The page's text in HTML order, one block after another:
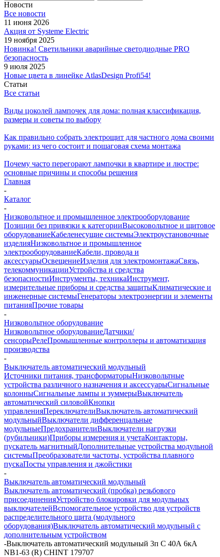
Новости
Все новости
11 июня 2026
Акция от Systeme Electric
19 ноября 2025
Новинка! Светильники аварийные светодиодные PRO
безопасность
9 июля 2025
Новые цвета в линейке AtlasDesign Profi54!
Статьи
Все статьи
Виды цоколей лампочек для дома: полная классификация,
размеры и советы по выбору
Как правильно собрать электрощит для частного дома своими
руками: из чего состоит и пошаговая схема монтажа
Почему часто перегорают лампочки в квартире и люстре:
основные причины и способы решения
Главная
-
Каталог
-
Низковольтное и промышленное электрооборудование
Позиции без привязки к категорииВысоковольтное и щитовое
оборудованиеКабеленесущие системыЭлектроустановочные
изделияНизковольтное и промышленное
электрооборудованиеКабели, провода и
аксессуарыОсвещениеИзделия для электромонтажаСвязь,
телекоммуникацииУстройства и средства
безопасностиИнструменты, техникаИнструмент,
измерительные приборы и средства защитыКлиматические и
инженерные системыГенераторы электроэнергии и элементы
питанияПрочие товары
-
Низковольтное оборудование
Низковольтное оборудованиеДатчики/
сенсорыРелеПромышленные контроллеры и автоматизация
производства
-
Выключатель автоматический модульный
Источники питания, трансформаторыНизковольтные
устройства различного назначения и аксессуарыСигнальные
колонныСигнальные лампы и зуммерыВыключатель
автоматический силовойКнопки
управленияПереключателиВыключатель автоматический
модульныйВыключатели дифференцальные
модульныеПредохранителиВыключатели нагрузки
(рубильники)Приборы измерения и учетаКонтакторы,
пускатель магнитныйДополнительные устройства модульной
системыПреобразователи частоты, устройства плавного
пускаПосты управления и джойстики
-
Выключатель автоматический модульный
Выключатель автоматический (пробка) резьбового
присоединенияУстройство блокировки для модульных
выключателейВспомогательное устройство для устройств
распределительного щита (модульного
оборудования)Выключатель автоматический модульный с
дополнительным устройством
-Выключатель автоматический модульный 3п C 40А 6кА
NB1-63 (R) CHINT 179707